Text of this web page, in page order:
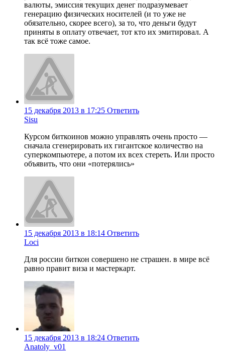
валюты, эмиссия текущих денег подразумевает
генерацию физических носителей (и то уже не
обязательно, скорее всего), за то, что деньги будут
приняты в оплату отвечает, тот кто их эмитировал. А
так всё тоже самое.
15 декабря 2013 в 17:25 Ответить
Sisu
Курсом биткоинов можно управлять очень просто —
сначала сгенерировать их гигантское количество на
суперкомпьютере, а потом их всех стереть. Или просто
объявить, что они «потерялись»
15 декабря 2013 в 18:14 Ответить
Loci
Для россии биткон совершено не страшен. в мире всё
равно правит виза и мастеркарт.
15 декабря 2013 в 18:24 Ответить
Anatoly_v01